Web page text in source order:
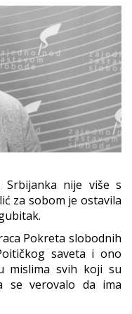
nije više s
za sobom je ostavila
Pokreta slobodnih
saveta i ono
mislima svih koji su
se verovalo da ima